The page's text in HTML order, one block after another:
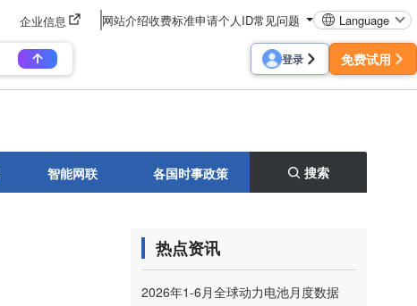
企业信息 网站介绍收费标准申请个人ID常见问题 Language
登录 免费试用
智能网联 各国时事政策 搜索
热点资讯
2026年1-6月全球动力电池月度数据